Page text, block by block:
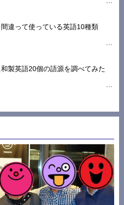
違って使っている英語10種類
製英語20個の語源を調べてみた